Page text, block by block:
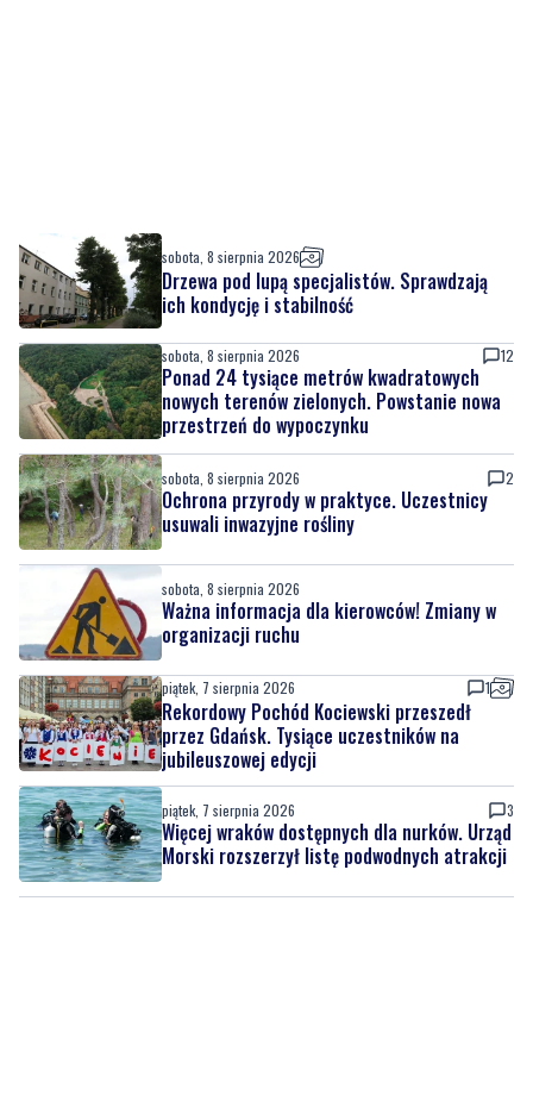
sobota, 8 sierpnia 2026
Drzewa pod lupą specjalistów. Sprawdzają
ich kondycję i stabilność
sobota, 8 sierpnia 2026 12
Ponad 24 tysiące metrów kwadratowych
nowych terenów zielonych. Powstanie nowa
przestrzeń do wypoczynku
sobota, 8 sierpnia 2026 2
Ochrona przyrody w praktyce. Uczestnicy
usuwali inwazyjne rośliny
sobota, 8 sierpnia 2026
Ważna informacja dla kierowców! Zmiany w
organizacji ruchu
piątek, 7 sierpnia 2026 1
Rekordowy Pochód Kociewski przeszedł
przez Gdańsk. Tysiące uczestników na
jubileuszowej edycji
piątek, 7 sierpnia 2026 3
Więcej wraków dostępnych dla nurków. Urząd
Morski rozszerzył listę podwodnych atrakcji